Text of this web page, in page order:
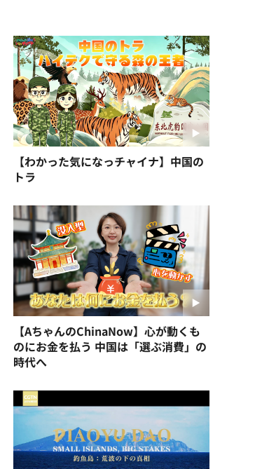
【わかった気になっチャイナ】中国の
トラ
【AちゃんのChinaNow】心が動くも
のにお金を払う 中国は「選ぶ消費」の
時代へ